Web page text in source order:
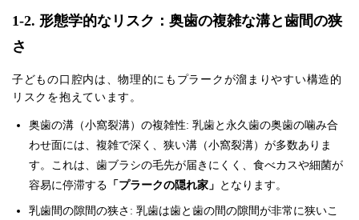
1-2. 形態学的なリスク：奥歯の複雑な溝と歯間の狭
さ
子どもの口腔内は、物理的にもプラークが溜まりやすい構造的
リスクを抱えています。
奥歯の溝（小窩裂溝）の複雑性: 乳歯と永久歯の奥歯の噛み合
わせ面には、複雑で深く、狭い溝（小窩裂溝）が多数ありま
す。これは、歯ブラシの毛先が届きにくく、食べカスや細菌が
容易に停滞する 「プラークの隠れ家」 となります。
乳歯間の隙間の狭さ: 乳歯は歯と歯の間の隙間が非常に狭いこ